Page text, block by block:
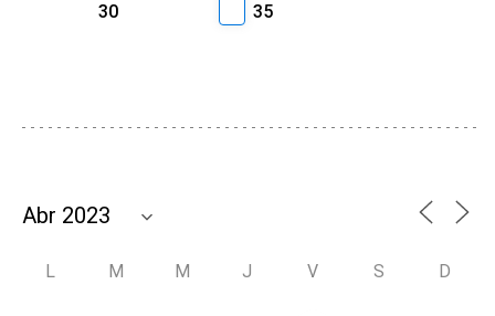
30
35
L M M J V S D